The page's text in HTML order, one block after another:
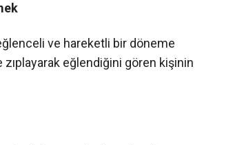
ve hareketli bir döneme
eğlendiğini gören kişinin